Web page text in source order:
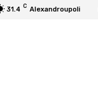
31.4 C Alexandroupoli